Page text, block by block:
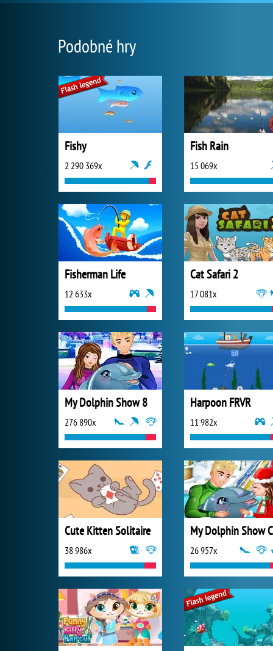
Podobné hry
Fishy
2 290 369x
Fish Rain
15 069x
Fisherman Life
12 633x
Cat Safari 2
17 081x
My Dolphin Show 8
276 890x
Harpoon FRVR
11 982x
Cute Kitten Solitaire
38 986x 26 957x